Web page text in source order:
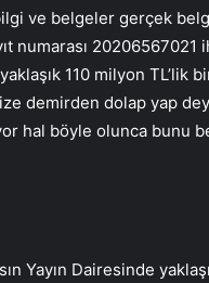
ve belgeler gerçek
numarası 20206567021
110 milyon TL’lik
demirden dolap yap
hal böyle olunca bunu
Yayın Dairesinde